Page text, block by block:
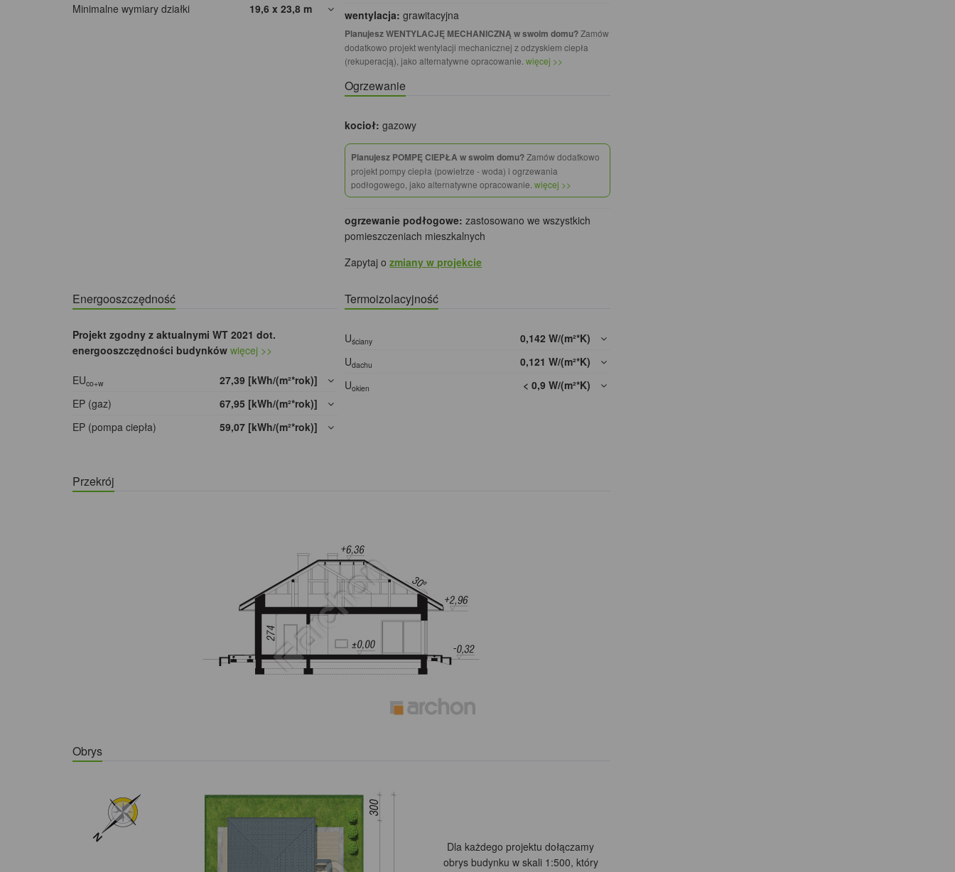
Minimalne wymiary działki
19,6 x 23,8 m
wentylacja: grawitacyjna
Planujesz WENTYLACJĘ MECHANICZNĄ w swoim domu?Zamów
dodatkowo projekt wentylacji mechanicznej z odzyskiem ciepła
(rekuperacją), jako alternatywne opracowanie.więcej >>
Ogrzewanie
kocioł: gazowy
Planujesz POMPĘ CIEPŁA w swoim domu?Zamów dodatkowo
projekt pompy ciepła (powietrze - woda) i ogrzewania
podłogowego, jako alternatywne opracowanie.więcej >>
ogrzewanie podłogowe: zastosowano we wszystkich
pomieszczeniach mieszkalnych
Zapytaj ozmiany w projekcie
Energooszczędność
Projekt zgodny z aktualnymi WT 2021 dot.
energooszczędności budynków więcej >>
EUco+w
27,39 [kWh/(m²*rok)]
EP (gaz)
67,95 [kWh/(m²*rok)]
EP (pompa ciepła)
59,07 [kWh/(m²*rok)]
Termoizolacyjność
Uściany
0,142 W/(m²*K)
Udachu
0,121 W/(m²*K)
Uokien < 0,9 W/(m²*K)
Przekrój
Obrys
Dla każdego projektu dołączamy
obrys budynku w skali 1:500, który